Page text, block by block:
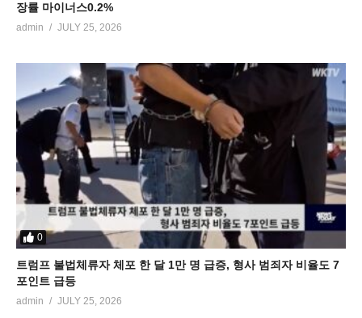
장률 마이너스0.2%
admin JULY 25, 2026
0
트럼프 불법체류자 체포 한 달 1만 명 급증, 형사 범죄자 비율도 7
포인트 급등
admin JULY 25, 2026